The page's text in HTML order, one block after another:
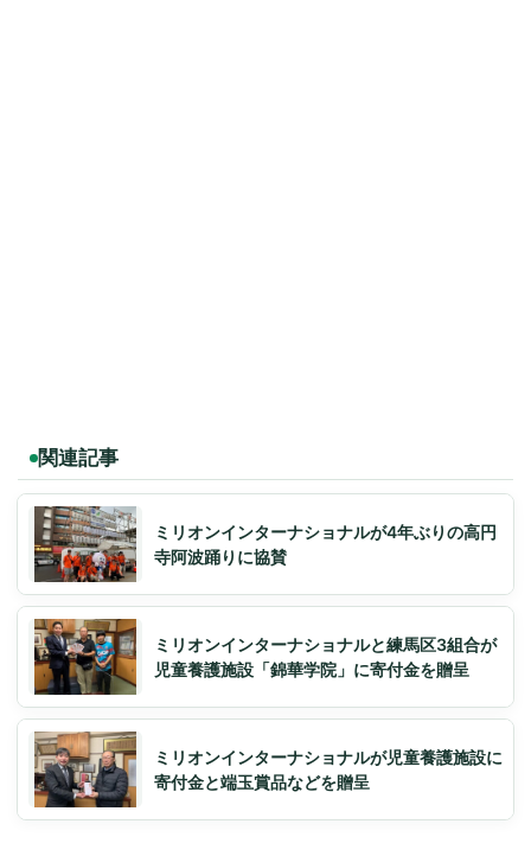
関連記事
ミリオンインターナショナルが4年ぶりの高円
寺阿波踊りに協賛
ミリオンインターナショナルと練馬区3組合が
児童養護施設「錦華学院」に寄付金を贈呈
ミリオンインターナショナルが児童養護施設に
寄付金と端玉賞品などを贈呈